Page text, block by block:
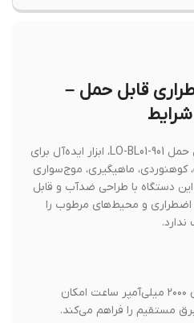
قابل حمل –
پمپ آب شارژی اضطراری قابل حمل LO-BL01-901، ابزار ایده‌آل برای
ماهیگیری، موج‌سواری
با طراحی ضدآب و قابل
و محیط‌های مرطوب را
قابل حمل و شارژ شونده: باتری ۲۰۰۰ میلی‌آمپر ساعت امکان
را فراهم می‌کند.